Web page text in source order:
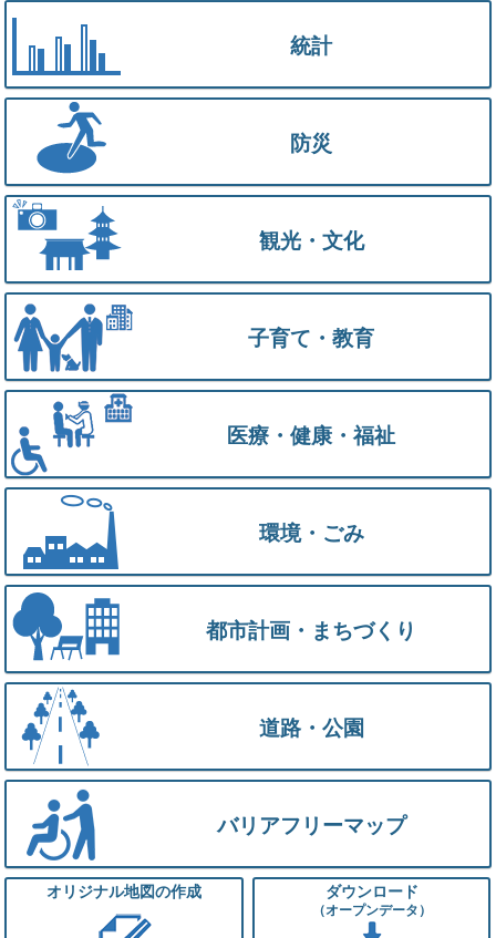
統計
防災
観光・文化
子育て・教育
医療・健康・福祉
環境・ごみ
都市計画・まちづくり
道路・公園
バリアフリーマップ
オリジナル地図の作成 ダウンロード
（オープンデータ）